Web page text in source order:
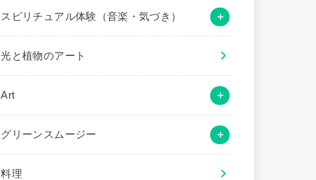
スピリチュアル体験（音楽・気づき）
光と植物のアート
Art
グリーンスムージー
料理